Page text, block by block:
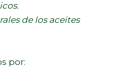
de los aceites
por: